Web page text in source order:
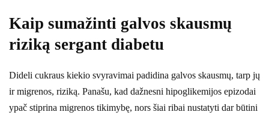
Kaip sumažinti galvos skausmų
riziką sergant diabetu
Dideli cukraus kiekio svyravimai padidina galvos skausmų, tarp jų
ir migrenos, riziką. Panašu, kad dažnesni hipoglikemijos epizodai
ypač stiprina migrenos tikimybę, nors šiai ribai nustatyti dar būtini